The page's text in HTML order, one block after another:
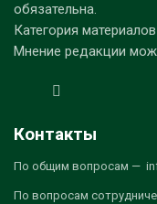
обязательна.
Категория
Мнение редакции
Контакты
По общим вопросам —
По вопросам